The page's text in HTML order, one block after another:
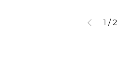
1 / 2